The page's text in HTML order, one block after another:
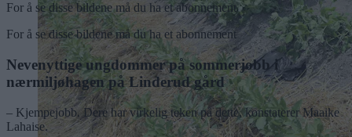
For å se disse bildene må du ha et abonnement
For å se disse bildene må du ha et abonnement
Nevenyttige ungdommer på sommerjobb i
nærmiljøhagen på Linderud gård
– Kjempejobb. Dere har virkelig teken på dette, konstaterer Maaike
Lahaise.